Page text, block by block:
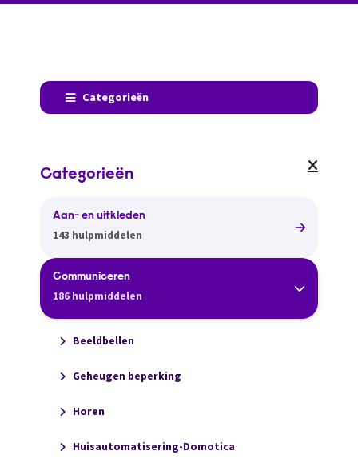
Categorieën
Categorieën
Aan- en uitkleden
143 hulpmiddelen
Communiceren
186 hulpmiddelen
Beeldbellen
Geheugen beperking
Horen
Huisautomatisering-Domotica